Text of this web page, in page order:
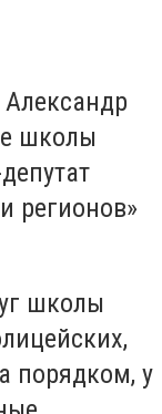
Александр
школы
регионов»
школы
порядком, у